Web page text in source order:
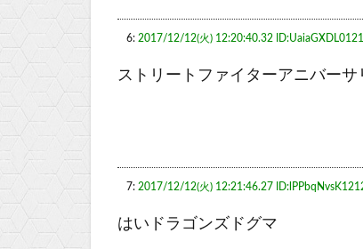
6: 2017/12/12(火) 12:20:40.32
ストリートファイターアニバー
7: 2017/12/12(火) 12:21:46.27
はいドラゴンズドグマ